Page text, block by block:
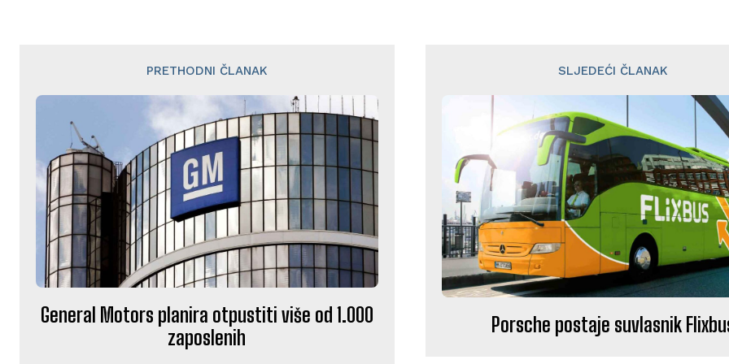
PRETHODNI ČLANAK
General Motors planira otpustiti više od 1.000
zaposlenih
SLJEDEĆI ČLANAK
Porsche postaje suvlasnik